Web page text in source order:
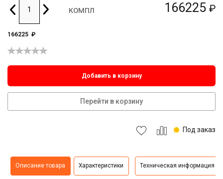
166225 ₽
компл
166225 ₽
Добавить в корзину
Перейти в корзину
Под заказ
Описание товара Характеристики Техническая информация